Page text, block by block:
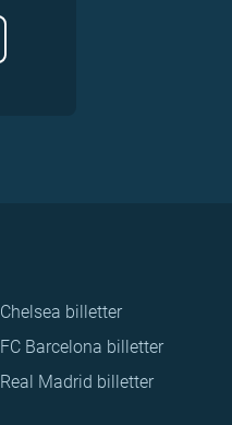
Chelsea billetter
FC Barcelona billetter
Real Madrid billetter